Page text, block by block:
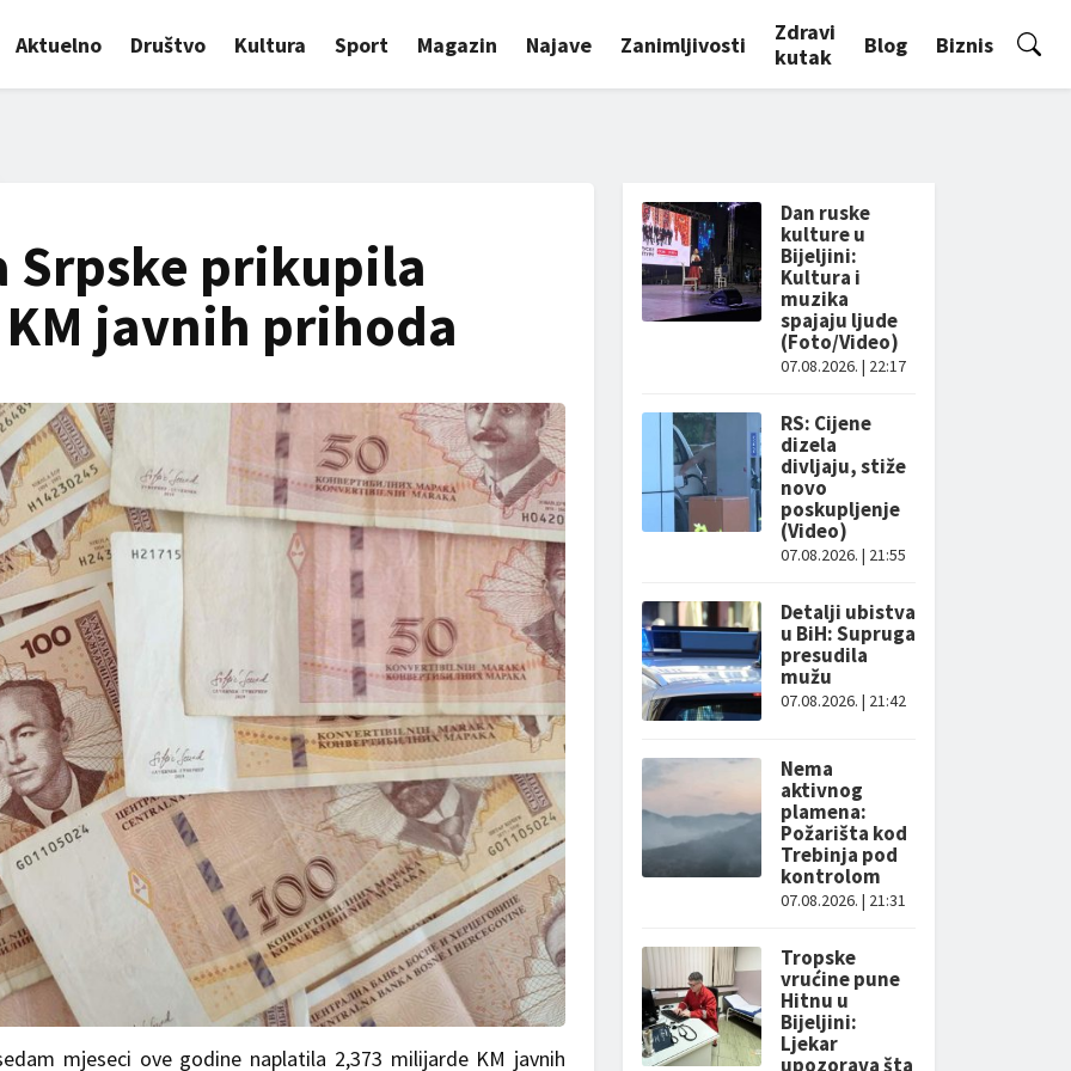
Aktuelno Društvo Kultura Sport Magazin Najave Zanimljivosti
Zdravi
kutak
Blog Biznis
Srpske prikupila
javnih prihoda
mjeseci ove godine naplatila 2,373 milijarde KM javnih
Dan ruske
kulture u
Bijeljini:
Kultura i
muzika
spajaju ljude
(Foto/Video)
07.08.2026. | 22:17
RS: Cijene
dizela
divljaju, stiže
novo
poskupljenje
(Video)
07.08.2026. | 21:55
Detalji ubistva
u BiH: Supruga
presudila
mužu
07.08.2026. | 21:42
Nema
aktivnog
plamena:
Požarišta kod
Trebinja pod
kontrolom
07.08.2026. | 21:31
Tropske
vrućine pune
Hitnu u
Bijeljini:
Ljekar
upozorava šta